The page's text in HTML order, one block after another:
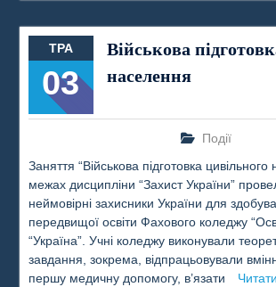
ТРА
03
Військова
населення
Події
Заняття “Військова підготовка
межах дисципліни “Захист України”
неймовірні захисники України для
передвищої освіти Фахового коледжу
“Україна”. Учні коледжу виконували
завдання, зокрема, відпрацьовували
першу медичну допомогу, в’язати